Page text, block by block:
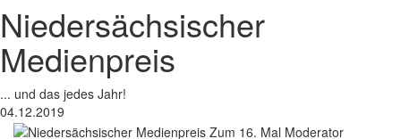
Niedersächsischer
Medienpreis
... und das jedes Jahr!
04.12.2019